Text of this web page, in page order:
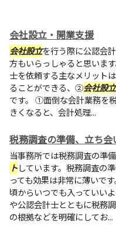
会社設立・開業支援
会社設立を行う際に公認会
方もいらっしゃると思います
士を依頼する主なメリット
ることができる、②会社設立
です。 ①面倒な会計業務を
きくなると、会計処理...
税務調査の準備、立ち会
当事務所では税務調査の準
トしています。税務調査の
っても効果は非常に薄いで
頃からいつでも入っていい
や公認会計士とともに税務
の根拠などを明確にしてお...